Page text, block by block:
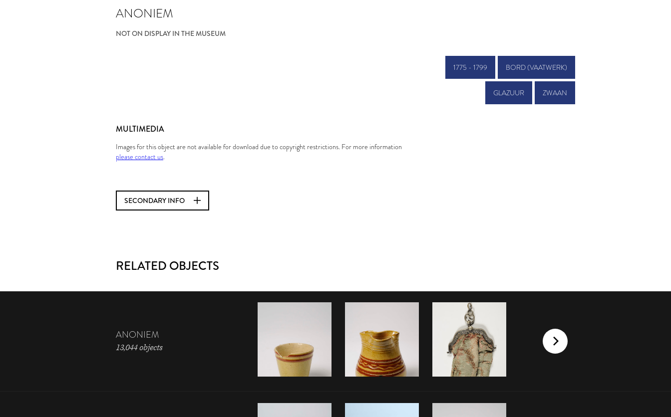
ANONIEM
NOT ON DISPLAY IN THE MUSEUM
1775 - 1799 BORD (VAATWERK)
GLAZUUR ZWAAN
MULTIMEDIA
Images for this object are not available for download due to copyright restrictions. For more information
please contact us.
SECONDARY INFO
RELATED OBJECTS
ANONIEM
13,044 objects